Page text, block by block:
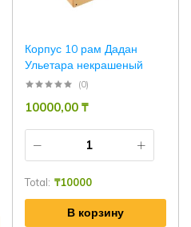
Корпус 10 рам Дадан
Ульетара некрашеный
(0)
10000,00 ₸
Total: ₸10000
В корзину